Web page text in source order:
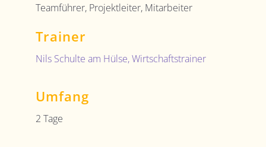
Teamführer, Projektleiter, Mitarbeiter
Trainer
Nils Schulte am Hülse, Wirtschaftstrainer
Umfang
2 Tage